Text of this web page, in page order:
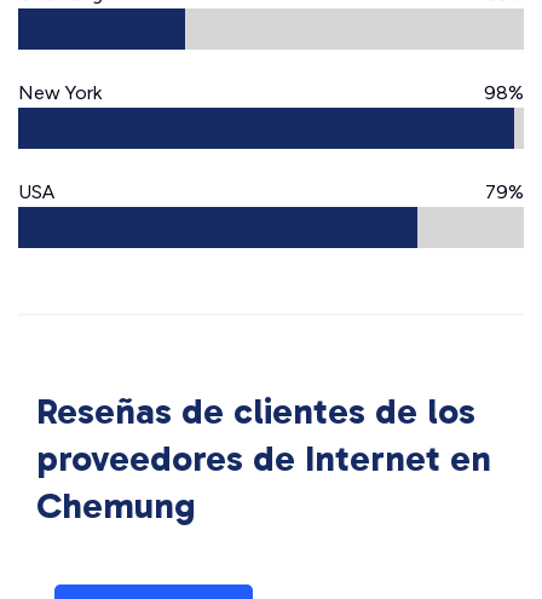
New York 98%
USA 79%
Reseñas de clientes de los
proveedores de Internet en
Chemung